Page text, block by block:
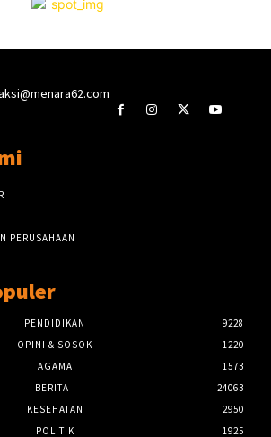
PERUSAHAAN
PENDIDIKAN
9228
OPINI & SOSOK
1220
AGAMA
1573
BERITA
24063
KESEHATAN
2950
POLITIK
1925